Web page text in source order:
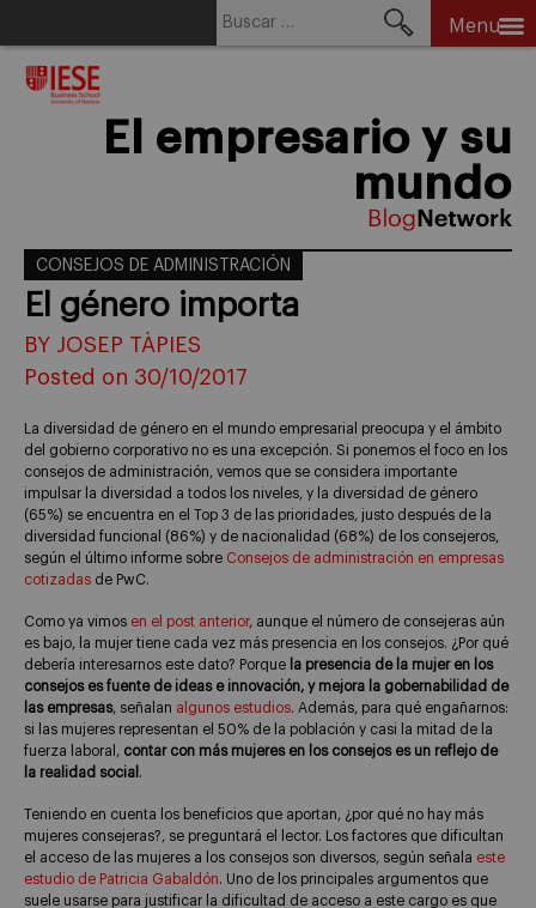
Menu
El empresario y su
mundo
CONSEJOS DE ADMINISTRACIÓN
El género importa
BY JOSEP TÀPIES
Posted on 30/10/2017
La diversidad de género en el mundo empresarial preocupa y el ámbito
del gobierno corporativo no es una excepción. Si ponemos el foco en los
consejos de administración, vemos que se considera importante
impulsar la diversidad a todos los niveles, y la diversidad de género
(65%) se encuentra en el Top 3 de las prioridades, justo después de la
diversidad funcional (86%) y de nacionalidad (68%) de los consejeros,
según el último informe sobre Consejos de administración en empresas
cotizadas de PwC.
Como ya vimos en el post anterior, aunque el número de consejeras aún
es bajo, la mujer tiene cada vez más presencia en los consejos. ¿Por qué
debería interesarnos este dato? Porque la presencia de la mujer en los
consejos es fuente de ideas e innovación, y mejora la gobernabilidad de
las empresas, señalan algunos estudios. Además, para qué engañarnos:
si las mujeres representan el 50% de la población y casi la mitad de la
fuerza laboral, contar con más mujeres en los consejos es un reflejo de
la realidad social .
Teniendo en cuenta los beneficios que aportan, ¿por qué no hay más
mujeres consejeras?, se preguntará el lector. Los factores que dificultan
el acceso de las mujeres a los consejos son diversos, según señala este
estudio de Patricia Gabaldón. Uno de los principales argumentos que
suele usarse para justificar la dificultad de acceso a este cargo es que